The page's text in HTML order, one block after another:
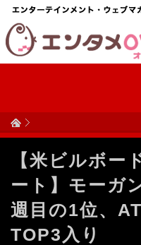
【米ビルボー
ート】モーガ
週目の1位、
TOP3入り